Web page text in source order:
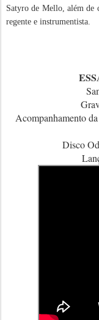
Satyro de Mello, além de
regente e instrumentista.
Acompanhamento
Disco